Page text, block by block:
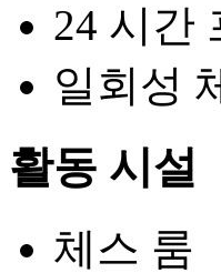
24 시간
일회성
활동 시설
체스 룸